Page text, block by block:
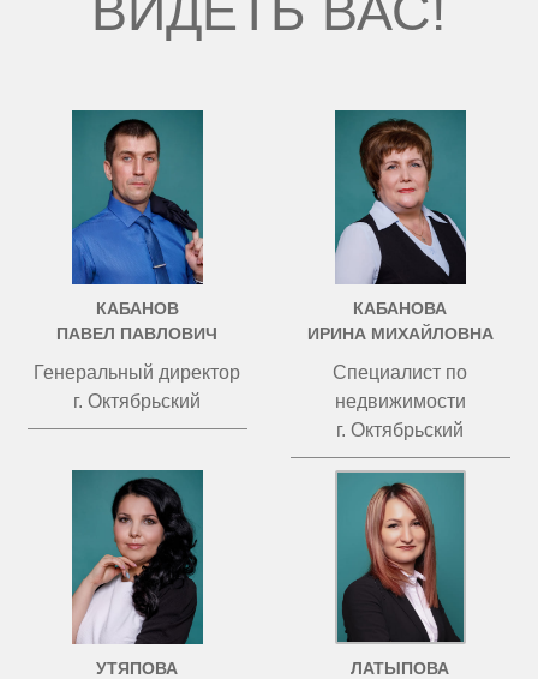
КАБАНОВ
ПАВЕЛ ПАВЛОВИЧ
Генеральный директор
г. Октябрьский
КАБАНОВА
ИРИНА МИХАЙЛОВНА
Специалист по
недвижимости
г. Октябрьский
УТЯПОВА
ЛАТЫПОВА